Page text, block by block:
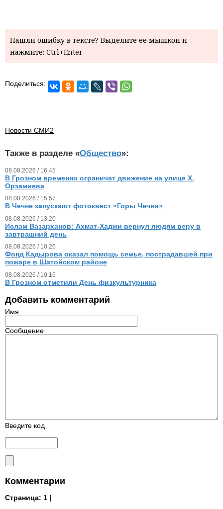
Нашли ошибку в тексте? Выделите ее мышкой и
нажмите: Ctrl+Enter
Поделиться:
Новости СМИ2
Также в разделе «Общество»:
08.08.2026 / 16.45
В Грозном временно ограничат движение на улице Х.
Орзамиева
08.08.2026 / 15.57
В Чечне запускают фотоквест «Горы Чечни»
08.08.2026 / 13.20
Ислам Вазарханов: Ахмат-Хаджи вернул людям веру в
завтрашний день
08.08.2026 / 10.26
Фонд Кадырова оказал помощь семье, пострадавшей при
пожаре в Шатойском районе
08.08.2026 / 10.16
В Грозном отметили День физкультурника
Добавить комментарий
Имя
Сообщение
Введите код
Комментарии
Страница: 1 |